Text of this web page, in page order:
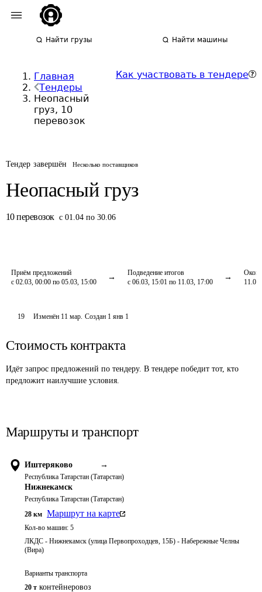
Найти грузы Найти машины
Главная
Тендеры
Неопасный
груз, 10
перевозок
Как участвовать в тендере
Тендер завершён Несколько поставщиков
Неопасный груз
10 перевозок с 01.04 по 30.06
Приём предложений
с 02.03, 00:00 по 05.03, 15:00
Подведение итогов
с 06.03, 15:01 по 11.03, 17:00
19 Изменён 11 мар. Создан 1 янв 1
Стоимость контракта
Идёт запрос предложений по тендеру. В тендере победит тот, кто
предложит наилучшие условия.
Маршруты и транспорт
Иштеряково →
Республика Татарстан (Татарстан)
Нижнекамск
Республика Татарстан (Татарстан)
28 км Маршрут на карте
Кол-во машин: 5
ЛКДС - Нижнекамск (улица Первопроходцев, 15Б) - Набережные Челны
(Вира)
Варианты транспорта
20 т контейнеровоз